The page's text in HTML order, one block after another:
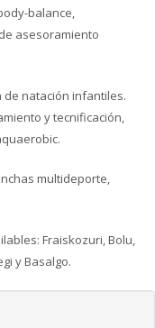
balance,
asesoramiento
de natación infantiles.
y tecnificación,
multideporte,
Fraiskozuri, Bolu,
y Basalgo.